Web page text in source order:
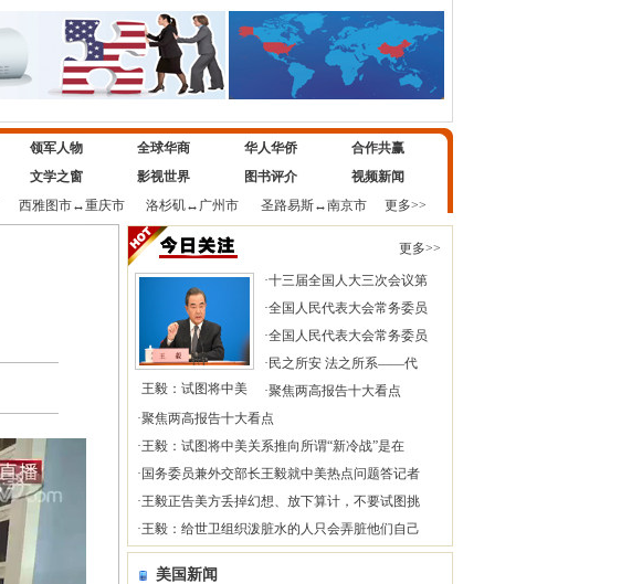
领军人物 全球华商 华人华侨
合作共赢
文学之窗 影视世界 图书评介
视频新闻
西雅图市↔重庆市 洛杉矶↔ 广州市 圣路易斯↔南京市 更多>>
更多>>
王毅：试图将中美
·十三届全国人大三次会议第
·全国人民代表大会常务委员
·全国人民代表大会常务委员
· 民之所安 法之所系——代
·聚焦两高报告十大看点
·聚焦两高报告十大看点
·王毅：试图将中美关系推向所谓“新冷战”是在
· 国务委员兼外交部长王毅就中美热点问题答记者
·王毅正告美方丢掉幻想、放下算计，不要试图挑
·王毅：给世卫组织泼脏水的人只会弄脏他们自己
美国新闻